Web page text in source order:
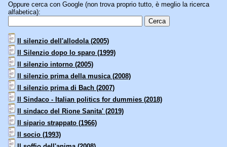
Oppure cerca con Google (non trova proprio tutto, è meglio la ricerca
alfabetica):
Il silenzio dell'allodola (2005)
Il Silenzio dopo lo sparo (1999)
Il silenzio intorno (2005)
Il silenzio prima della musica (2008)
Il silenzio prima di Bach (2007)
Il Sindaco - Italian politics for dummies (2018)
Il sindaco del Rione Sanita' (2019)
Il sipario strappato (1966)
Il socio (1993)